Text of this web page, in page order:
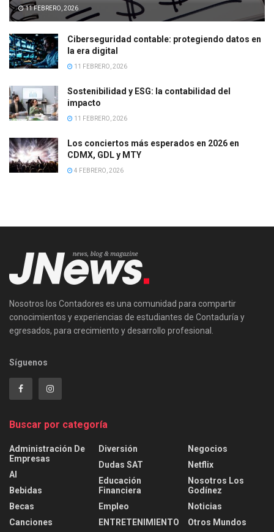
11 FEBRERO, 2026
Ciberseguridad contable: protegiendo datos en
la era digital
11 FEBRERO, 2026
Sostenibilidad y ESG: la contabilidad del
impacto
11 FEBRERO, 2026
Los conciertos más esperados en 2026 en
CDMX, GDL y MTY
4 FEBRERO, 2026
Nosotros los Contadores es una comunidad para compartir
conocimientos y experiencias de estudiantes de Contaduría y
egresados, para crecimiento y desarrollo profesional.
Síguenos
Buscar por categoría
Administración De
Empresas
AI
Bebidas
Becas
Canciones
Diversión
Dudas SAT
Educación
Financiera
Empleo
ENTRETENIMIENTO
Negocios
Netflix
Nosotros Los
Godínez
Noticias
Otros Mundos